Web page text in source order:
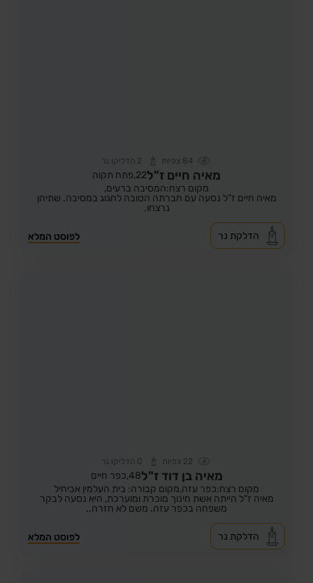
84 צפיות 2 הדליקו נר
מאיה חיים ז"ל22, פתח תקוה
מקום רצח:המסיבה ברעים,
מאיה חיים ז"ל נסעה עם חברתה הטובה לחגוג במסיבה. שתיהן
נרצחו.
לפוסט המלא הדלקת נר
22 צפיות 0 הדליקו נר
מאיה בן דוד ז"ל48, כפר חיים
מקום רצח:כפר עזה,מקום קבורה: בית העלמין אביחיל
מאיה ז"ל הייתה אשת חינוך מוכרת ומוערכת, היא נסעה לבקר
משפחה בכפר עזה. משם לא חזרה..
לפוסט המלא הדלקת נר